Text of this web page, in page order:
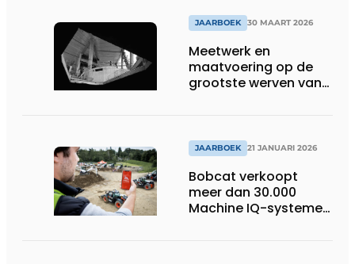
JAARBOEK 30 MAART 2026
Meetwerk en
maatvoering op de
grootste werven van
JAARBOEK 21 JANUARI 2026
Bobcat verkoopt
meer dan 30.000
Machine IQ-systemen